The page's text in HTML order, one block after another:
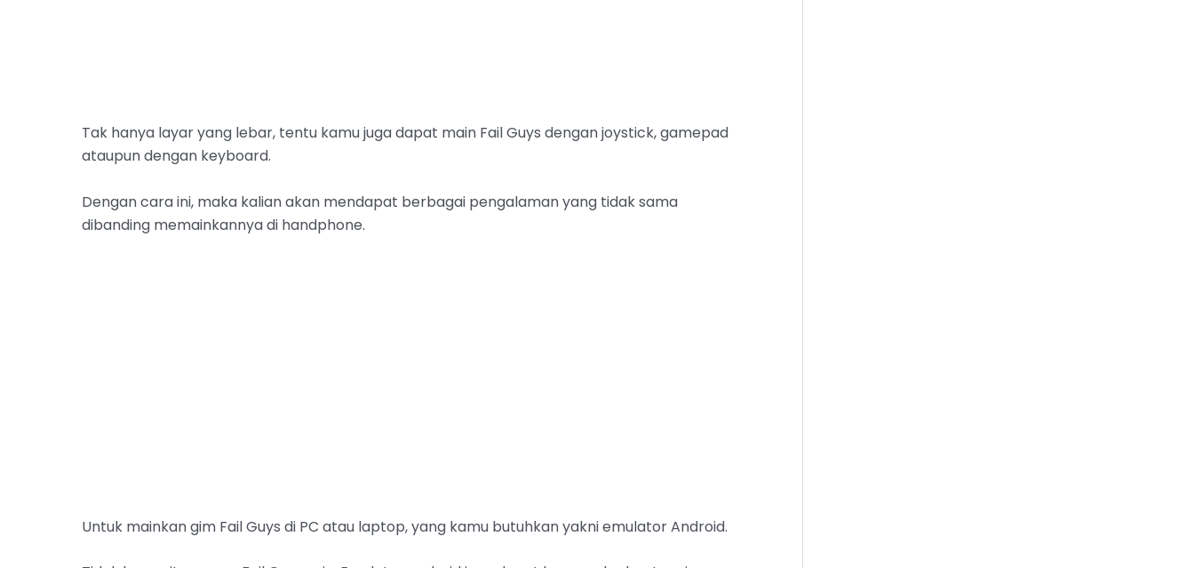
Tak hanya layar yang lebar, tentu kamu juga dapat main Fail Guys dengan joystick, gamepad
ataupun dengan keyboard.
Dengan cara ini, maka kalian akan mendapat berbagai pengalaman yang tidak sama
dibanding memainkannya di handphone.
Untuk mainkan gim Fail Guys di PC atau laptop, yang kamu butuhkan yakni emulator Android.